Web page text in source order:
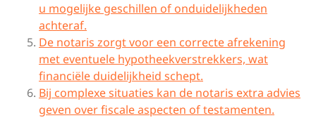
u mogelijke geschillen of onduidelijkheden
achteraf.
De notaris zorgt voor een correcte afrekening
met eventuele hypotheekverstrekkers, wat
financiële duidelijkheid schept.
Bij complexe situaties kan de notaris extra advies
geven over fiscale aspecten of testamenten.